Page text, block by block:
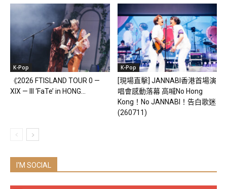
K-Pop
《2026 FTISLAND TOUR 0 —
XIX — III ‘FaTe’ in HONG...
K-Pop
[現場直擊] JANNABI香港首場演
唱會感動落幕 高喊No Hong
Kong！No JANNABI！告白歌迷
(260711)
I'M SOCIAL